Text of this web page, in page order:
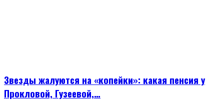
Звезды жалуются на «копейки»: какая пенсия у
Прокловой, Гузеевой,…